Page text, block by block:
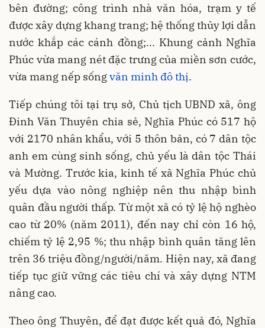
bên đường; công trình nhà văn hóa, trạm y tế
được xây dựng khang trang; hệ thống thủy lợi dẫn
nước khắp các cánh đồng;... Khung cảnh Nghĩa
Phúc vừa mang nét đặc trưng của miền sơn cước,
vừa mang nếp sốngvăn minh đô thị.
Tiếp chúng tôi tại trụ sở, Chủ tịch UBND xã, ông
Đinh Văn Thuyên chia sẻ, Nghĩa Phúc có 517 hộ
với 2170 nhân khẩu, với 5 thôn bản, có 7 dân tộc
anh em cùng sinh sống, chủ yếu là dân tộc Thái
và Mường. Trước kia, kinh tế xã Nghĩa Phúc chủ
yếu dựa vào nông nghiệp nên thu nhập bình
quân đầu người thấp. Từ một xã có tỷ lệ hộ nghèo
cao từ 20% (năm 2011), đến nay chỉ còn 16 hộ,
chiếm tỷ lệ 2,95 %; thu nhập bình quân tăng lên
trên 36 triệu đồng/người/năm. Hiện nay, xã đang
tiếp tục giữ vững các tiêu chí và xây dựng NTM
nâng cao.
Theo ông Thuyên, để đạt được kết quả đó, Nghĩa